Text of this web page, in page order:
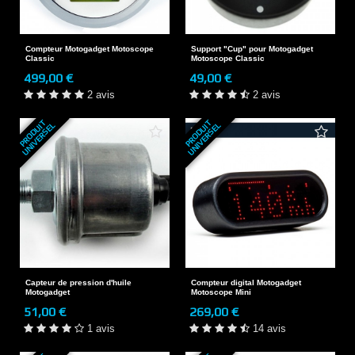
Compteur Motogadget Motoscope
Classic
499,00 €
2 avis
Support "Cup" pour Motogadget
Motoscope Classic
49,00 €
2 avis
P
R
O
D
U
I
T
U
N
I
V
E
R
S
E
L
Capteur de pression d'huile
Motogadget
51,00 €
1 avis
P
R
O
D
U
I
T
U
N
I
V
E
R
S
E
L
Compteur digital Motogadget
Motoscope Mini
269,00 €
14 avis